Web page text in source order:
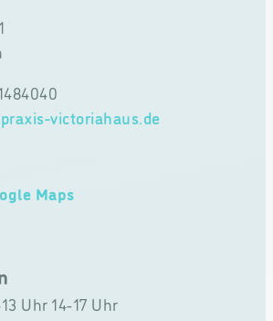
victoriahaus.de
Maps
Uhr 14-17 Uhr